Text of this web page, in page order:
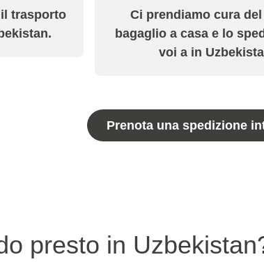
trasporto
Ci prendiamo cura
bagaglio a casa e lo
voi a in
Prenota una spedizione
presto in